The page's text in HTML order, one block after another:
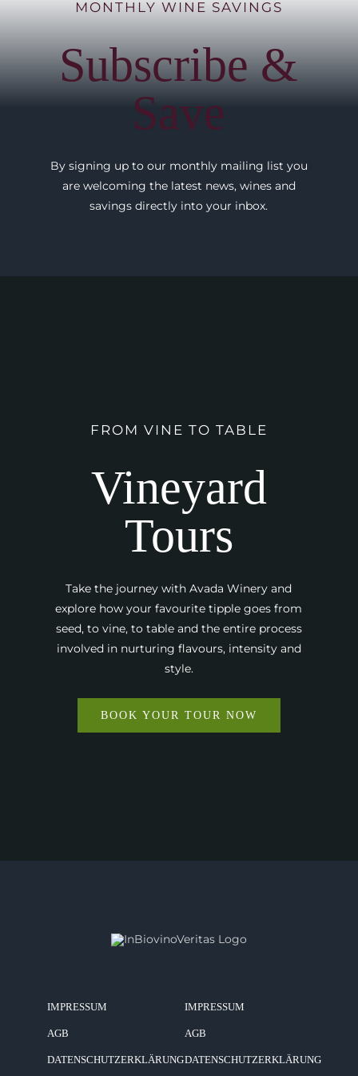
MONTHLY WINE SAVINGS
Subscribe &
Save
By signing up to our monthly mailing list you
are welcoming the latest news, wines and
savings directly into your inbox.
FROM VINE TO TABLE
Vineyard
Tours
Take the journey with Avada Winery and
explore how your favourite tipple goes from
seed, to vine, to table and the entire process
involved in nurturing flavours, intensity and
style.
BOOK YOUR TOUR NOW
IMPRESSUM
AGB
DATENSCHUTZERKLÄRUNG
IMPRESSUM
AGB
DATENSCHUTZERKLÄRUNG